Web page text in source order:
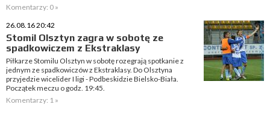
Komentarzy: 0 »
26.08.16 20:42
Stomil Olsztyn zagra w sobotę ze
spadkowiczem z Ekstraklasy
Piłkarze Stomilu Olsztyn w sobotę rozegrają spotkanie z
jednym ze spadkowiczów z Ekstraklasy. Do Olsztyna
przyjedzie wicelider I ligi - Podbeskidzie Bielsko-Biała.
Początek meczu o godz. 19:45.
Komentarzy: 1 »